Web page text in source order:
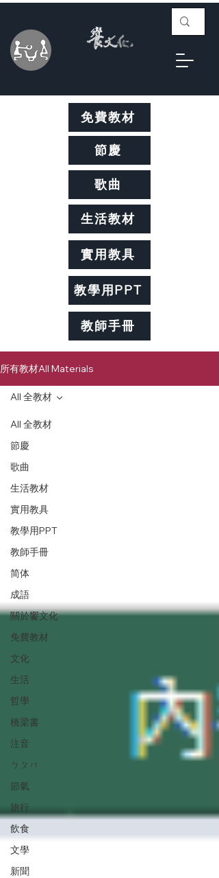
免費教材
實用教具
節慶
生活教材
歌曲
教學用PPT
教師手冊
所有教材All Materials
All 全教材
節慶
歌曲
生活教材
實用教具
教學用PPT
教師手冊
简体
成語
關於饗文化
免費教材
文化
生活
哲學
橋梁書
注音
ㄅㄆㄇ
節氣
旅行
飲食
文學
新聞
All 全教材